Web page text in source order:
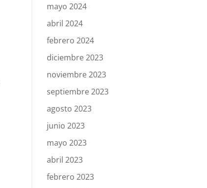
mayo 2024
abril 2024
febrero 2024
diciembre 2023
noviembre 2023
septiembre 2023
agosto 2023
junio 2023
mayo 2023
abril 2023
febrero 2023